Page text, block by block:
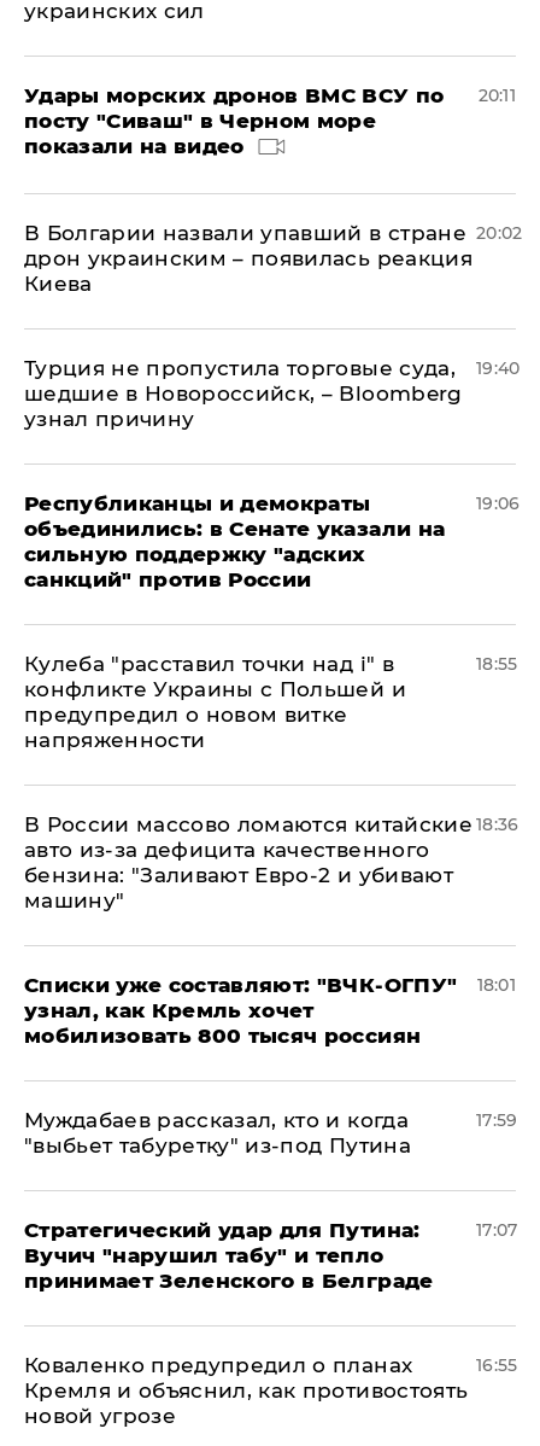
украинских сил
Удары морских дронов ВМС ВСУ по
посту "Сиваш" в Черном море
показали на видео
20:11
В Болгарии назвали упавший в стране
дрон украинским – появилась реакция
Киева
20:02
Турция не пропустила торговые суда,
шедшие в Новороссийск, – Bloomberg
узнал причину
19:40
Республиканцы и демократы
объединились: в Сенате указали на
сильную поддержку "адских
санкций" против России
19:06
Кулеба "расставил точки над і" в
конфликте Украины с Польшей и
предупредил о новом витке
напряженности
18:55
В России массово ломаются китайские
авто из-за дефицита качественного
бензина: "Заливают Евро-2 и убивают
машину"
18:36
Списки уже составляют: "ВЧК-ОГПУ"
узнал, как Кремль хочет
мобилизовать 800 тысяч россиян
18:01
Муждабаев рассказал, кто и когда
"выбьет табуретку" из-под Путина
17:59
Стратегический удар для Путина:
Вучич "нарушил табу" и тепло
принимает Зеленского в Белграде
17:07
Коваленко предупредил о планах
Кремля и объяснил, как противостоять
новой угрозе
16:55